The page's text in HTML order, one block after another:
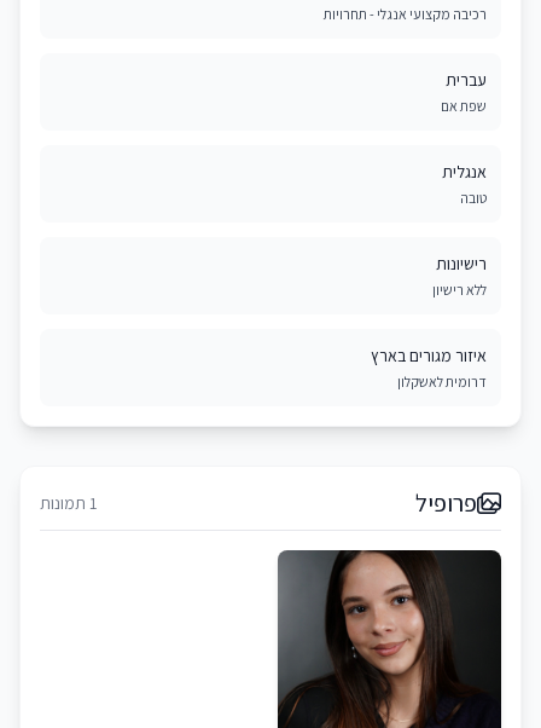
רכיבה מקצועי אנגלי - תחרויות
עברית
שפת אם
אנגלית
טובה
רישיונות
ללא רישיון
איזור מגורים בארץ
דרומית לאשקלון
פרופיל 1 תמונות